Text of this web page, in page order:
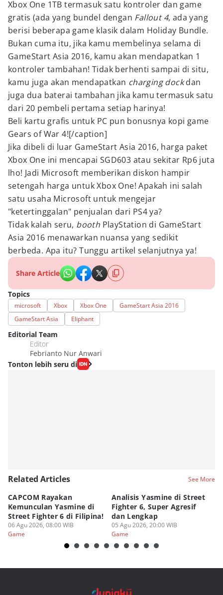
Xbox One 1TB termasuk satu kontroler dan game
gratis (ada yang bundel dengan Fallout 4, ada yang
berisi beberapa game klasik dalam Holiday Bundle.
Bukan cuma itu, jika kamu membelinya selama di
GameStart Asia 2016, kamu akan mendapatkan 1
kontroler tambahan! Tidak berhenti sampai di situ,
kamu juga akan mendapatkan charging dockdan
juga dua baterai tambahan jika kamu termasuk satu
dari 20 pembeli pertama setiap harinya!
Beli kartu grafis untuk PC pun bonusnya kopi game
Gears of War 4![/caption]
Jika dibeli di luar GameStart Asia 2016, harga paket
Xbox One ini mencapai SGD603 atau sekitar Rp6 juta
lho! Jadi Microsoft memberikan diskon hampir
setengah harga untuk Xbox One! Apakah ini salah
satu usaha Microsoft untuk mengejar
"ketertinggalan" penjualan dari PS4 ya?
Tidak kalah seru, booth PlayStation di GameStart
Asia 2016 menawarkan nuansa yang sedikit
berbeda. Apa itu? Tunggu artikel selanjutnya ya!
Share Article
Topics
microsoft Xbox Xbox One
GameStart Asia 2016
GameStart Asia
Eliphant
Editorial Team
Editor
Febrianto Nur Anwari
Tonton lebih seru di
Related Articles See More
CAPCOM Rayakan
Kemunculan Yasmine di
Street Fighter 6 di Filipina!
06 Agu 2026, 08:00 WIB
Game
Analisis Yasmine di Street
Fighter 6, Super Agresif
dan Lengkap
05 Agu 2026, 20:00 WIB
Game